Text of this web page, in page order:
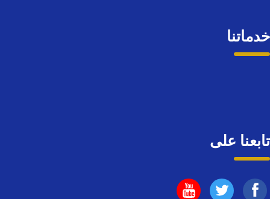
خدماتنا
تابعنا على
تابعنا تابعنا تابعنا